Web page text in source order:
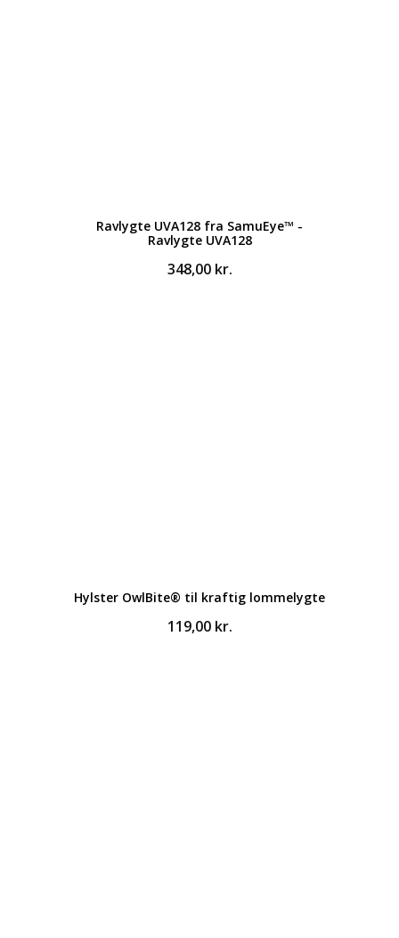
Ravlygte UVA128 fra SamuEye™ -
Ravlygte UVA128
348,00 kr.
Hylster OwlBite® til kraftig lommelygte
119,00 kr.